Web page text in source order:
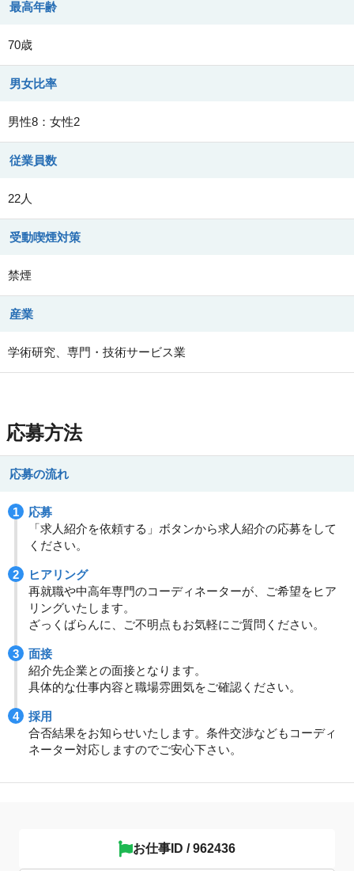
最高年齢
70歳
男女比率
男性8：女性2
従業員数
22人
受動喫煙対策
禁煙
産業
学術研究、専門・技術サービス業
応募方法
応募の流れ
応募
「求人紹介を依頼する」ボタンから求人紹介の応募をして
ください。
ヒアリング
再就職や中高年専門のコーディネーターが、ご希望をヒア
リングいたします。
ざっくばらんに、ご不明点もお気軽にご質問ください。
面接
紹介先企業との面接となります。
具体的な仕事内容と職場雰囲気をご確認ください。
採用
合否結果をお知らせいたします。条件交渉などもコーディ
ネーター対応しますのでご安心下さい。
お仕事ID / 962436